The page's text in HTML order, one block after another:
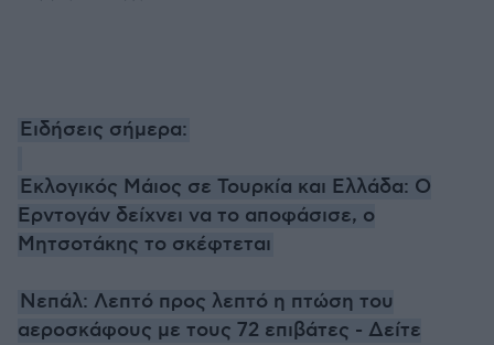
Ειδήσεις σήμερα:
Εκλογικός Μάιος σε Τουρκία και Ελλάδα: Ο
Ερντογάν δείχνει να το αποφάσισε, ο
Μητσοτάκης το σκέφτεται
Νεπάλ: Λεπτό προς λεπτό η πτώση του
αεροσκάφους με τους 72 επιβάτες - Δείτε